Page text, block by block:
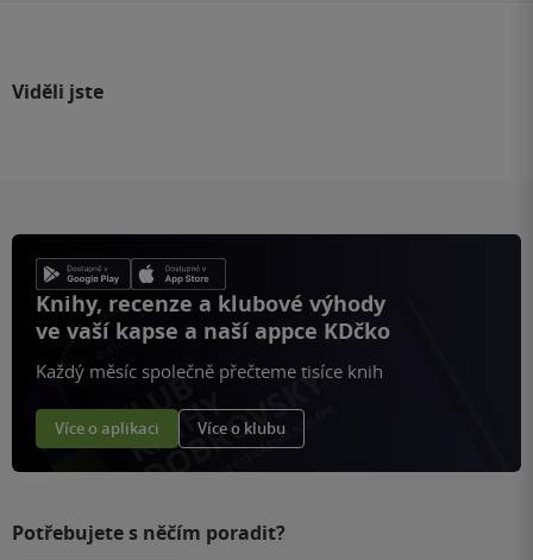
Viděli jste
Knihy, recenze a klubové výhody
ve vaší kapse a naší appce KDčko
Každý měsíc společně přečteme tisíce knih
Více o aplikaci Více o klubu
Potřebujete s něčím poradit?